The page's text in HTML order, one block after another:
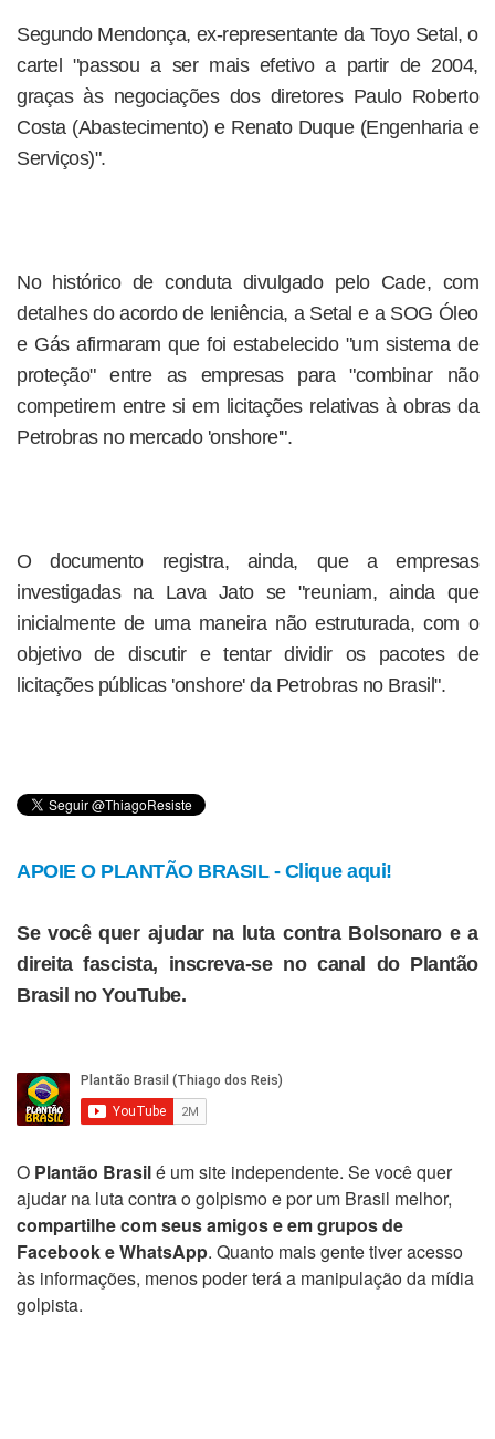
Segundo Mendonça, ex-representante da Toyo Setal, o
cartel "passou a ser mais efetivo a partir de 2004,
graças às negociações dos diretores Paulo Roberto
Costa (Abastecimento) e Renato Duque (Engenharia e
Serviços)".
No histórico de conduta divulgado pelo Cade, com
detalhes do acordo de leniência, a Setal e a SOG Óleo
e Gás afirmaram que foi estabelecido "um sistema de
proteção" entre as empresas para "combinar não
competirem entre si em licitações relativas à obras da
Petrobras no mercado 'onshore'".
O documento registra, ainda, que a empresas
investigadas na Lava Jato se "reuniam, ainda que
inicialmente de uma maneira não estruturada, com o
objetivo de discutir e tentar dividir os pacotes de
licitações públicas 'onshore' da Petrobras no Brasil".
APOIE O PLANTÃO BRASIL - Clique aqui!
Se você quer ajudar na luta contra Bolsonaro e a
direita fascista, inscreva-se no canal do Plantão
Brasil no YouTube.
O Plantão Brasilé um site independente. Se você quer
ajudar na luta contra o golpismo e por um Brasil melhor,
compartilhe com seus amigos e em grupos de
Facebook e WhatsApp. Quanto mais gente tiver acesso
às informações, menos poder terá a manipulação da mídia
golpista.